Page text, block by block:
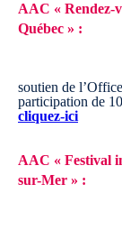
AAC « Rendez-
Québec » :
soutien de
participation de
cliquez-ici
AAC « Festival
sur-Mer » :